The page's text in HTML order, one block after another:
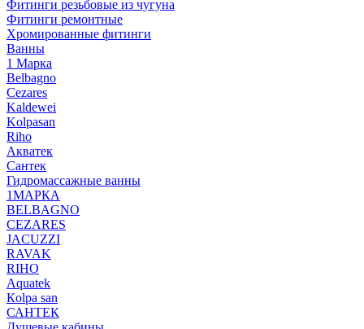
Фитинги резьбовые из чугуна
Фитинги ремонтные
Хромированные фитинги
Ванны
1 Марка
Belbagno
Cezares
Kaldewei
Kolpasan
Riho
Акватек
Сантек
Гидромассажные ванны
1МАРКА
BELBAGNO
CEZARES
JACUZZI
RAVAK
RIHO
Аquatek
Кolpa san
САНТЕК